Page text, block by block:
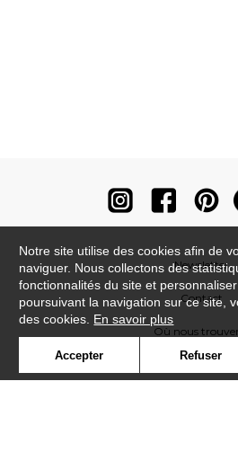
Newsletter
Contact
Où nous
Notre site utilise des cookies afin de
naviguer. Nous collectons des
fonctionnalités du site et
poursuivant la navigation sur ce site,
des cookies. En savoir plus
Accepter Refuser